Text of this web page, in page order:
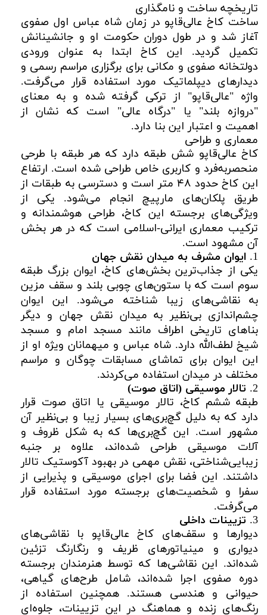
تاریخچه ساخت و نامگذاری
ساخت کاخ عالی‌قاپو در زمان شاه عباس اول صفوی
آغاز شد و در طول دوران حکومت او و جانشینانش
تکمیل گردید. این کاخ ابتدا به عنوان ورودی
دولتخانه صفوی و مکانی برای برگزاری مراسم رسمی و
دیدارهای دیپلماتیک مورد استفاده قرار می‌گرفت.
واژه "عالی‌قاپو" از ترکی گرفته شده و به معنای
"دروازه بلند" یا "درگاه عالی" است که نشان از
اهمیت و اعتبار این بنا دارد.
معماری و طراحی
کاخ عالی‌قاپو شش طبقه دارد که هر طبقه با طرحی
منحصربه‌فرد و کاربری خاص طراحی شده است. ارتفاع
این کاخ حدود ۴۸ متر است و دسترسی به طبقات از
طریق پلکان‌های مارپیچ انجام می‌شود. یکی از
ویژگی‌های برجسته این کاخ، طراحی هوشمندانه و
ترکیب معماری ایرانی-اسلامی است که در هر بخش
آن مشهود است.
1. ایوان مشرف به میدان نقش جهان
یکی از جذاب‌ترین بخش‌های کاخ، ایوان بزرگ طبقه
سوم است که با ستون‌های چوبی بلند و سقف مزین
به نقاشی‌های زیبا شناخته می‌شود. این ایوان
چشم‌اندازی بی‌نظیر به میدان نقش جهان و دیگر
بناهای تاریخی اطراف مانند مسجد امام و مسجد
شیخ لطف‌الله دارد. شاه عباس و میهمانان ویژه او از
این ایوان برای تماشای مسابقات چوگان و مراسم
مختلف در میدان استفاده می‌کردند.
2. تالار موسیقی (اتاق صوت)
طبقه ششم کاخ، تالار موسیقی یا اتاق صوت قرار
دارد که به دلیل گچ‌بری‌های بسیار زیبا و بی‌نظیر آن
مشهور است. این گچ‌بری‌ها که به شکل ظروف و
آلات موسیقی طراحی شده‌اند، علاوه بر جنبه
زیبایی‌شناختی، نقش مهمی در بهبود آکوستیک تالار
داشتند. این فضا برای اجرای موسیقی و پذیرایی از
سفرا و شخصیت‌های برجسته مورد استفاده قرار
می‌گرفت.
3. تزیینات داخلی
دیوارها و سقف‌های کاخ عالی‌قاپو با نقاشی‌های
دیواری و مینیاتورهای ظریف و رنگارنگ تزئین
شده‌اند. این نقاشی‌ها که توسط هنرمندان برجسته
دوره صفوی اجرا شده‌اند، شامل طرح‌های گیاهی،
حیوانی و هندسی هستند. همچنین استفاده از
رنگ‌های زنده و هماهنگ در این تزیینات، جلوه‌ای